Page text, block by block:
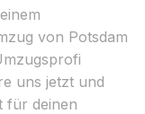
von Potsdam
uns jetzt und
für deinen